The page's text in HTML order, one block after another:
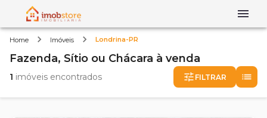
Home Imóveis Londrina-PR
Fazenda, Sítio ou Chácara à venda
1 imóveis encontrados FILTRAR